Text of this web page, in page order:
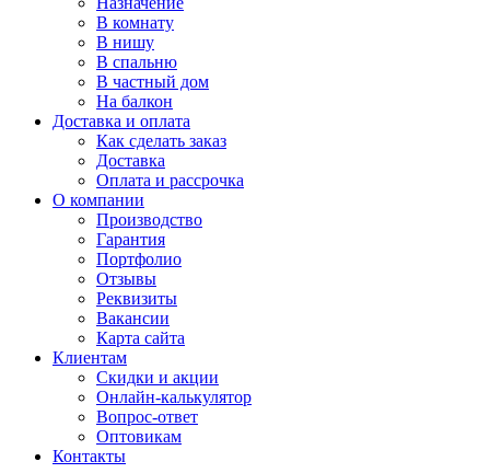
В комнату
В нишу
В спальню
В частный дом
На балкон
Доставка и оплата
Как сделать заказ
Доставка
Оплата и рассрочка
О компании
Производство
Гарантия
Портфолио
Отзывы
Реквизиты
Вакансии
Карта сайта
Клиентам
Скидки и акции
Онлайн-калькулятор
Вопрос-ответ
Оптовикам
Контакты